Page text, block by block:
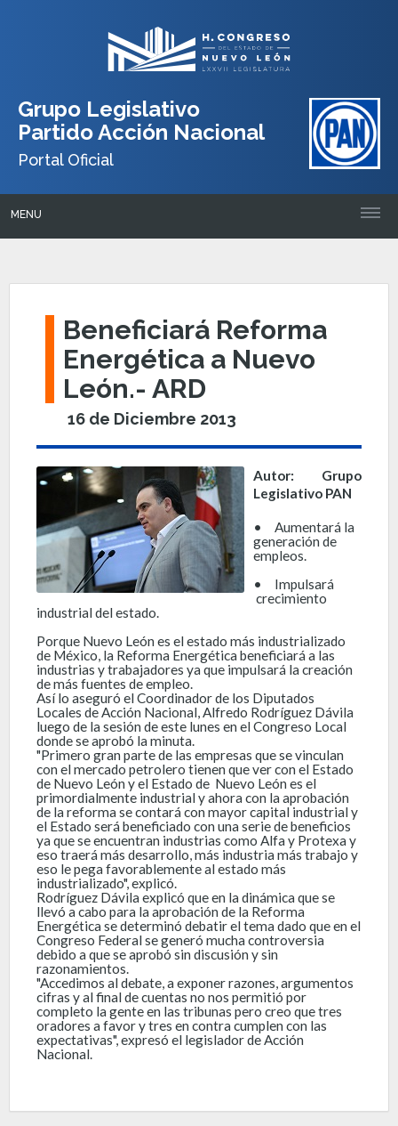
Grupo Legislativo
Partido Acción Nacional
Portal Oficial
MENU
Beneficiará Reforma
Energética a Nuevo
León.- ARD
16 de Diciembre 2013
Autor: Grupo
Legislativo PAN
•
Aumentará la
generación de
empleos.
•
Impulsará
crecimiento
industrial del estado.
Porque Nuevo León es el estado más industrializado
de México, la Reforma Energética beneficiará a las
industrias y trabajadores ya que impulsará la creación
de más fuentes de empleo.
Así lo aseguró el Coordinador de los Diputados
Locales de Acción Nacional, Alfredo Rodríguez Dávila
luego de la sesión de este lunes en el Congreso Local
donde se aprobó la minuta.
"Primero gran parte de las empresas que se vinculan
con el mercado petrolero tienen que ver con el Estado
de Nuevo León y el Estado de Nuevo León es el
primordialmente industrial y ahora con la aprobación
de la reforma se contará con mayor capital industrial y
el Estado será beneficiado con una serie de beneficios
ya que se encuentran industrias como Alfa y Protexa y
eso traerá más desarrollo, más industria más trabajo y
eso le pega favorablemente al estado más
industrializado", explicó.
Rodríguez Dávila explicó que en la dinámica que se
llevó a cabo para la aprobación de la Reforma
Energética se determinó debatir el tema dado que en el
Congreso Federal se generó mucha controversia
debido a que se aprobó sin discusión y sin
razonamientos.
"Accedimos al debate, a exponer razones, argumentos
cifras y al final de cuentas no nos permitió por
completo la gente en las tribunas pero creo que tres
oradores a favor y tres en contra cumplen con las
expectativas", expresó el legislador de Acción
Nacional.